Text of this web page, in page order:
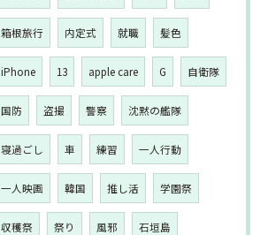
箱根旅行 内定式 就職 髪色
iPhone 13 apple care G 自衛隊
国防 盗撮 警察 沈黙の艦隊
寝過ごし 車 練習 一人行動
一人映画 韓国 推し活 学園祭
収穫祭 祭り 風邪 石垣島